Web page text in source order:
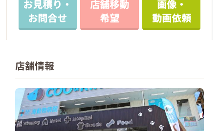
お見積り・
お問合せ
店舗移動
希望
画像・
動画依頼
店舗情報